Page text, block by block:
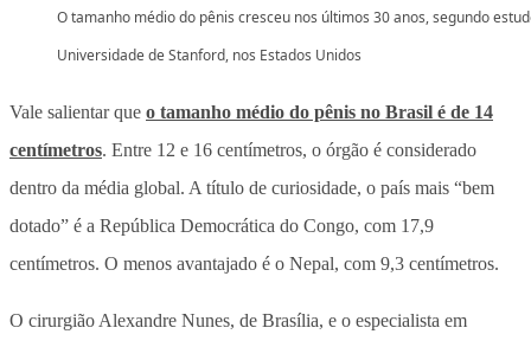
O tamanho médio do pênis cresceu nos últimos 30 anos, segundo
Universidade de Stanford, nos Estados Unidos
Vale salientar que o tamanho médio do pênis no Brasil é de 14
centímetros. Entre 12 e 16 centímetros, o órgão é considerado
dentro da média global. A título de curiosidade, o país mais “bem
dotado” é a República Democrática do Congo, com 17,9
centímetros. O menos avantajado é o Nepal, com 9,3 centímetros.
O cirurgião Alexandre Nunes, de Brasília, e o especialista em